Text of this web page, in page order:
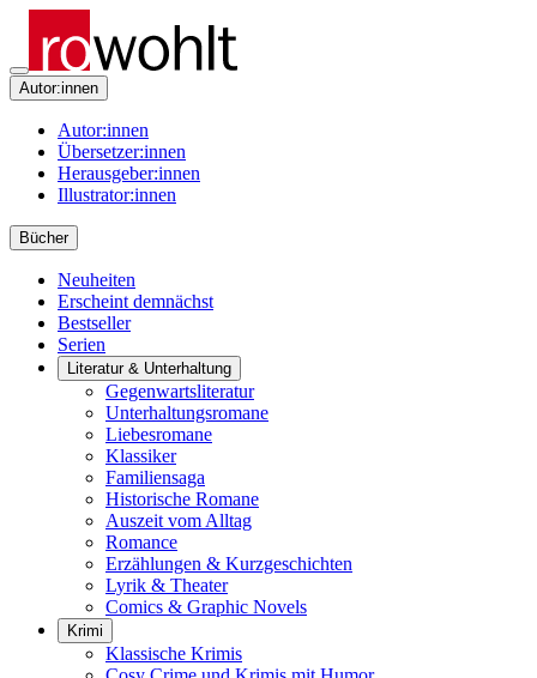
Autor:innen
Autor:innen
Übersetzer:innen
Herausgeber:innen
Illustrator:innen
Bücher
Neuheiten
Erscheint demnächst
Bestseller
Serien
Literatur & Unterhaltung
Gegenwartsliteratur
Unterhaltungsromane
Liebesromane
Klassiker
Familiensaga
Historische Romane
Auszeit vom Alltag
Romance
Erzählungen & Kurzgeschichten
Lyrik & Theater
Comics & Graphic Novels
Krimi
Klassische Krimis